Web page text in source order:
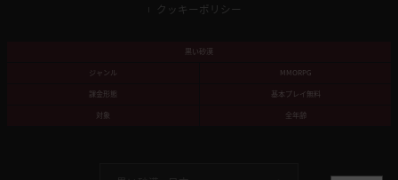
クッキーポリシー
黒い砂漠
ジャンル
MMORPG
課金形態
基本プレイ無料
対象
全年齢